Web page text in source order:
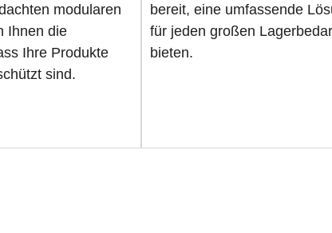
modularen
Ihnen die
Ihre Produkte
sind.
bereit, eine umfassende
für jeden großen
bieten.